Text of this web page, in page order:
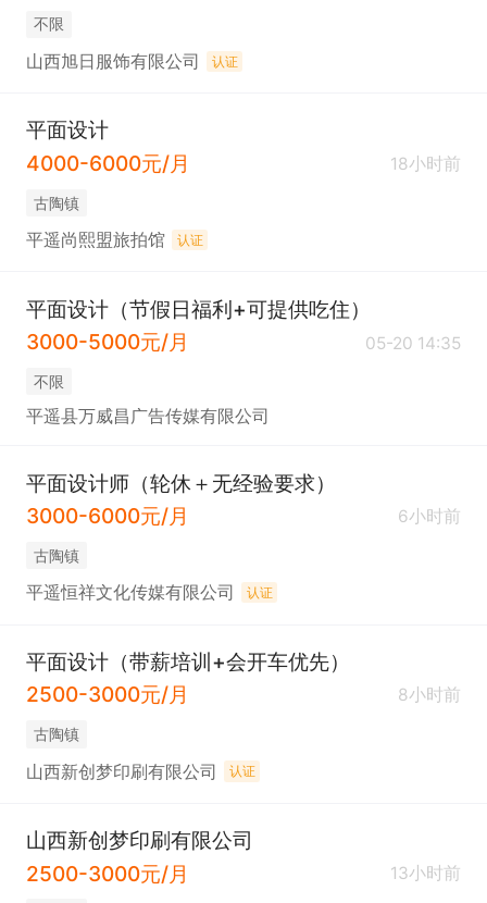
不限
山西旭日服饰有限公司 认证
平面设计
4000-6000元/月
18小时前
古陶镇
平遥尚熙盟旅拍馆 认证
平面设计（节假日福利+可提供吃住）
3000-5000元/月
05-20 14:35
不限
平遥县万威昌广告传媒有限公司
平面设计师（轮休＋无经验要求）
3000-6000元/月
6小时前
古陶镇
平遥恒祥文化传媒有限公司 认证
平面设计（带薪培训+会开车优先）
2500-3000元/月
8小时前
古陶镇
山西新创梦印刷有限公司 认证
山西新创梦印刷有限公司
2500-3000元/月
13小时前